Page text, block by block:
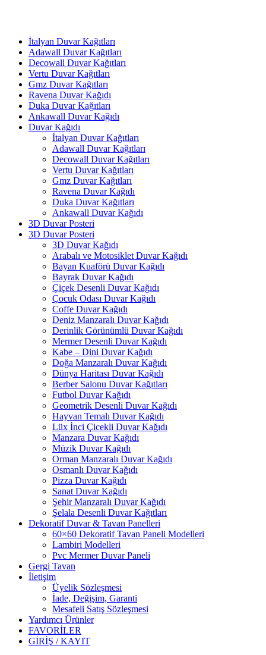
İtalyan Duvar Kağıtları
Adawall Duvar Kağıtları
Decowall Duvar Kağıtları
Vertu Duvar Kağıtları
Gmz Duvar Kağıtları
Ravena Duvar Kağıdı
Duka Duvar Kağıtları
Ankawall Duvar Kağıdı
Duvar Kağıdı
İtalyan Duvar Kağıtları
Adawall Duvar Kağıtları
Decowall Duvar Kağıtları
Vertu Duvar Kağıtları
Gmz Duvar Kağıtları
Ravena Duvar Kağıdı
Duka Duvar Kağıtları
Ankawall Duvar Kağıdı
3D Duvar Posteri
3D Duvar Posteri
3D Duvar Kağıdı
Arabalı ve Motosiklet Duvar Kağıdı
Bayan Kuaförü Duvar Kağıdı
Bayrak Duvar Kağıdı
Çiçek Desenli Duvar Kağıdı
Çocuk Odası Duvar Kağıdı
Coffe Duvar Kağıdı
Deniz Manzaralı Duvar Kağıdı
Derinlik Görünümlü Duvar Kağıdı
Mermer Desenli Duvar Kağıdı
Kabe – Dini Duvar Kağıdı
Doğa Manzaralı Duvar Kağıdı
Dünya Haritası Duvar Kağıdı
Berber Salonu Duvar Kağıtları
Futbol Duvar Kağıdı
Geometrik Desenli Duvar Kağıdı
Hayvan Temalı Duvar Kağıdı
Lüx İnci Çicekli Duvar Kağıdı
Manzara Duvar Kağıdı
Müzik Duvar Kağıdı
Orman Manzaralı Duvar Kağıdı
Osmanlı Duvar Kağıdı
Pizza Duvar Kağıdı
Sanat Duvar Kağıdı
Şehir Manzaralı Duvar Kağıdı
Şelala Desenli Duvar Kağıtları
Dekoratif Duvar & Tavan Panelleri
60×60 Dekoratif Tavan Paneli Modelleri
Lambiri Modelleri
Pvc Mermer Duvar Paneli
Gergi Tavan
İletişim
Üyelik Sözleşmesi
İade, Değişim, Garanti
Mesafeli Satış Sözleşmesi
Yardımcı Ürünler
FAVORİLER
GİRİŞ / KAYIT